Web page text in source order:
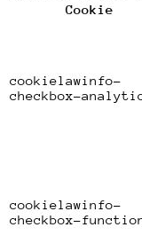
Cookie
cookielawinfo-
checkbox-
cookielawinfo-
checkbox-